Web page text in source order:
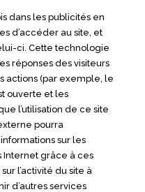
dans les publicités en
d’accéder au site, et
ci. Cette technologie
réponses des visiteurs
actions (par exemple, le
ouverte et les
l’utilisation de ce site
pourra
sur les
Internet grâce à ces
l’activité du site à
d’autres services